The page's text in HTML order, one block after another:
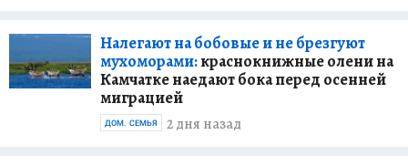
Налегают на бобовые и не брезгуют
мухоморами:краснокнижные олени на
Камчатке наедают бока перед осенней
миграцией
2 дня назад
ДОМ. СЕМЬЯ